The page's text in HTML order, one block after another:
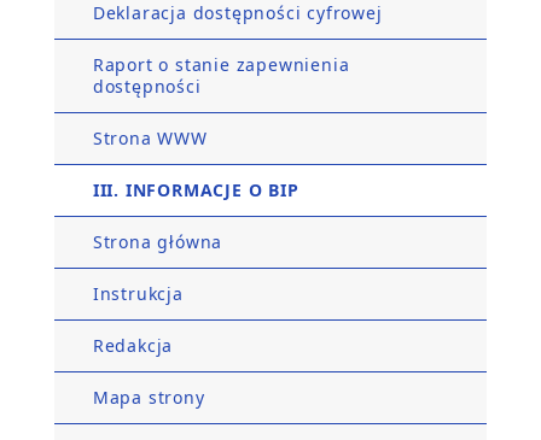
Deklaracja dostępności cyfrowej
Raport o stanie zapewnienia
dostępności
Strona WWW
III. INFORMACJE O BIP
Strona główna
Instrukcja
Redakcja
Mapa strony